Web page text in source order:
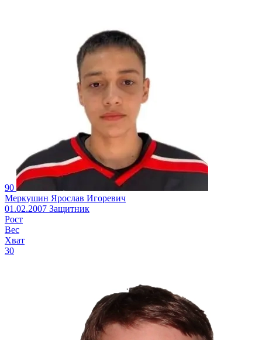
90
Меркушин Ярослав Игоревич
01.02.2007 Защитник
Рост
Вес
Хват
30